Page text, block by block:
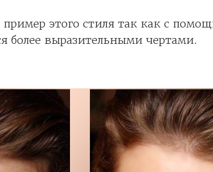
этого стиля так как с
более выразительными чертами.